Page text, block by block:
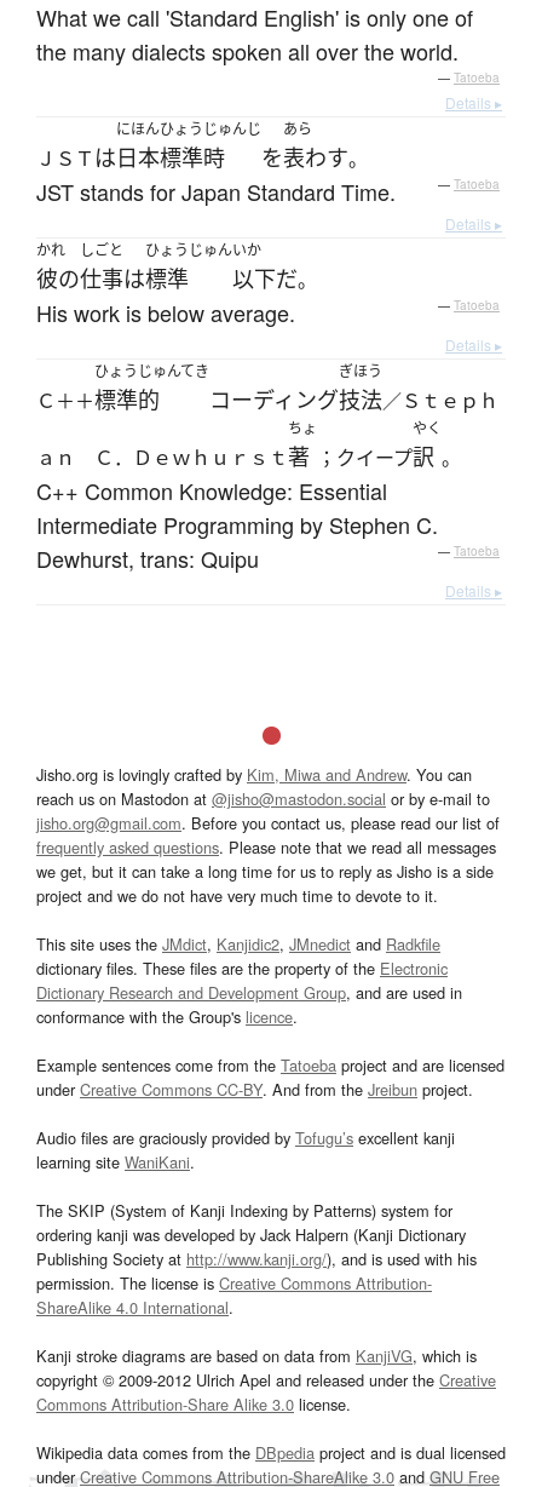
What we call 'Standard English' is only one of
the many dialects spoken all over the world.
— Tatoeba
Details ▸
ＪＳＴ は
にほんひょうじゅんじ
日本標準時 を
あら
表わす。
JST stands for Japan Standard Time. — Tatoeba
Details ▸
かれ
彼の
しごと
仕事は
ひょうじゅん
標準
いか
以下だ。
His work is below average. — Tatoeba
Details ▸
Ｃ＋＋
ひょうじゅんてき
標準的 コーディング
ぎほう
技法／Ｓｔｅｐｈ
ａｎ Ｃ．Ｄｅｗｈｕｒｓｔ
ちょ
著 ；クイープ
やく
訳 。
C++ Common Knowledge: Essential
Intermediate Programming by Stephen C.
Dewhurst, trans: Quipu
— Tatoeba
Details ▸
Jisho.org is lovingly crafted by Kim, Miwa and Andrew. You can
reach us on Mastodon at @jisho@mastodon.social or by e-mail to
jisho.org@gmail.com. Before you contact us, please read our list of
frequently asked questions. Please note that we read all messages
we get, but it can take a long time for us to reply as Jisho is a side
project and we do not have very much time to devote to it.
This site uses the JMdict, Kanjidic2, JMnedict and Radkfile
dictionary files. These files are the property of the Electronic
Dictionary Research and Development Group, and are used in
conformance with the Group's licence.
Example sentences come from the Tatoeba project and are licensed
underCreative Commons CC-BY. And from the Jreibun project.
Audio files are graciously provided by Tofugu’s excellent kanji
learning site WaniKani.
The SKIP (System of Kanji Indexing by Patterns) system for
ordering kanji was developed by Jack Halpern (Kanji Dictionary
Publishing Society at http://www.kanji.org/), and is used with his
permission. The license is Creative Commons Attribution-
ShareAlike 4.0 International.
Kanji stroke diagrams are based on data from KanjiVG, which is
copyright © 2009-2012 Ulrich Apel and released under the Creative
Commons Attribution-Share Alike 3.0 license.
Wikipedia data comes from the DBpedia project and is dual licensed
underCreative Commons Attribution-ShareAlike 3.0and GNU Free